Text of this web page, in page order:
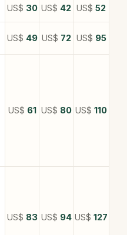
US$ 30 US$ 42 US$ 52
US$ 49 US$ 72 US$ 95
US$ 61 US$ 80 US$ 110
US$ 83 US$ 94 US$ 127